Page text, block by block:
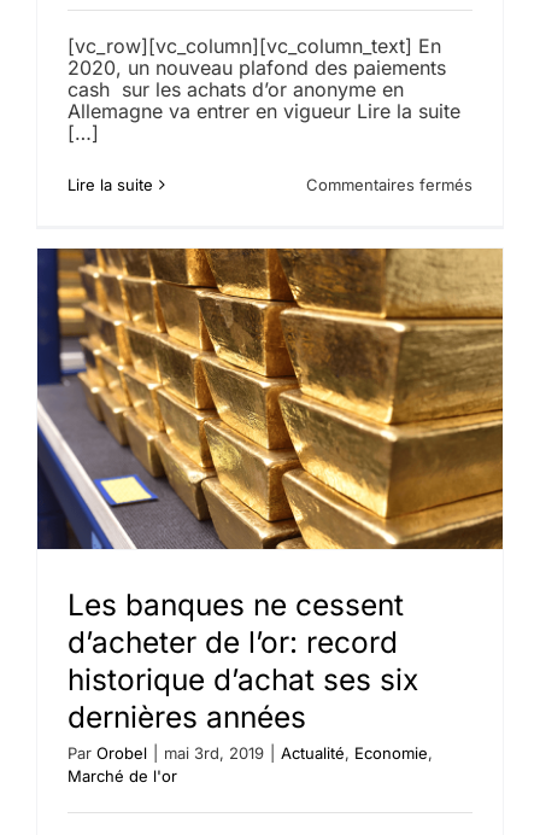
[vc_row][vc_column][vc_column_text] En
2020, un nouveau plafond des paiements
cash sur les achats d’or anonyme en
Allemagne va entrer en vigueur Lire la suite
[…]
Lire la suite Commentaires fermés
loi
sur
les
cash
de
l’or
en
Les banques ne cessent
d’acheter de l’or: record
historique d’achat ses six
dernières années
Par Orobel mai 3rd, 2019 Actualité, Economie,
Marché de l'or